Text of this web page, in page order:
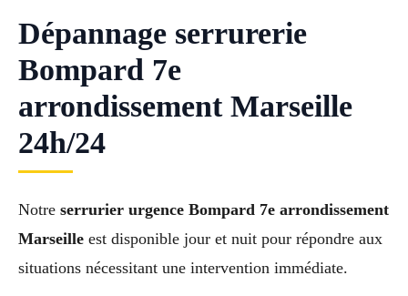
Dépannage serrurerie
Bompard 7e
arrondissement Marseille
24h/24
Notre serrurier urgence Bompard 7e arrondissement
Marseille est disponible jour et nuit pour répondre aux
situations nécessitant une intervention immédiate.